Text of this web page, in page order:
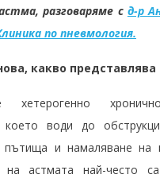
разговаряме с д-р
по пневмология.
какво представлява
което води до
пътища и намаляване на
на астмата най-често